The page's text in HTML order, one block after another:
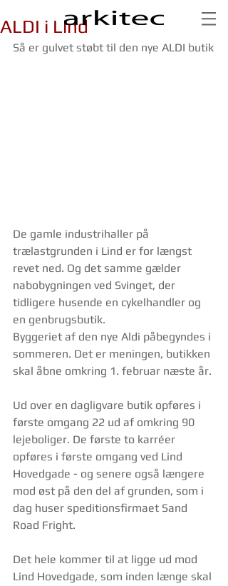
ALDI i Lind
Så er gulvet støbt til den nye ALDI butik
De gamle industrihaller på
trælastgrunden i Lind er for længst
revet ned. Og det samme gælder
nabobygningen ved Svinget, der
tidligere husende en cykelhandler og
en genbrugsbutik.
Byggeriet af den nye Aldi påbegyndes i
sommeren. Det er meningen, butikken
skal åbne omkring 1. februar næste år.
Ud over en dagligvare butik opføres i
første omgang 22 ud af omkring 90
lejeboliger. De første to karréer
opføres i første omgang ved Lind
Hovedgade - og senere også længere
mod øst på den del af grunden, som i
dag huser speditionsfirmaet Sand
Road Fright.
Det hele kommer til at ligge ud mod
Lind Hovedgade, som inden længe skal